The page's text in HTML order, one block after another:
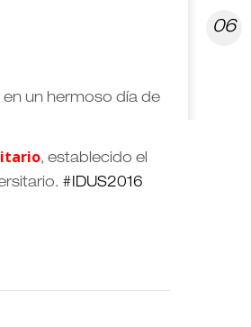
un hermoso día de
, establecido el
#IDUS2016
06